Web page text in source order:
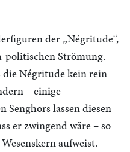
der „Négritude“,
politischen Strömung.
Négritude kein rein
– einige
lassen diesen
er zwingend wäre – so
aufweist.